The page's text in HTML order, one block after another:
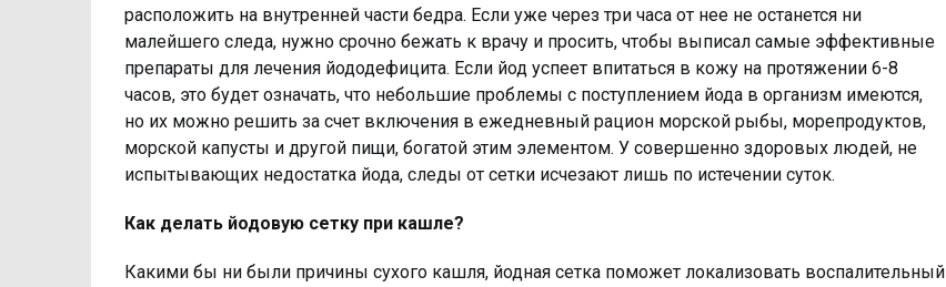
расположить на внутренней части бедра. Если уже через три часа от нее не останется ни
малейшего следа, нужно срочно бежать к врачу и просить, чтобы выписал самые эффективные
препараты для лечения йододефицита. Если йод успеет впитаться в кожу на протяжении 6-8
часов, это будет означать, что небольшие проблемы с поступлением йода в организм имеются,
но их можно решить за счет включения в ежедневный рацион морской рыбы, морепродуктов,
морской капусты и другой пищи, богатой этим элементом. У совершенно здоровых людей, не
испытывающих недостатка йода, следы от сетки исчезают лишь по истечении суток.
Как делать йодовую сетку при кашле?
Какими бы ни были причины сухого кашля, йодная сетка поможет локализовать воспалительный